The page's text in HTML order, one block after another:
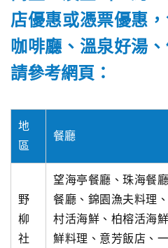
店優惠或憑票優惠
咖啡廳、溫泉好湯
請參考網頁：
地
區
餐廳
野
柳
社
望海亭餐廳、珠海餐
餐廳、錦園漁夫料理
村活海鮮、柏榕活海
鮮料理、意芳飯店、